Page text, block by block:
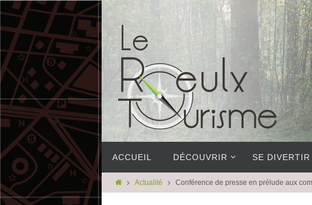
ACCUEIL DÉCOUVRIR SE DIVERTIR
Actualité Conférence de presse en prélude aux